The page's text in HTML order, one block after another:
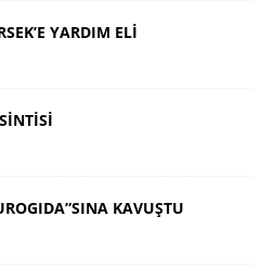
YARDIM ELİ
KAVUŞTU